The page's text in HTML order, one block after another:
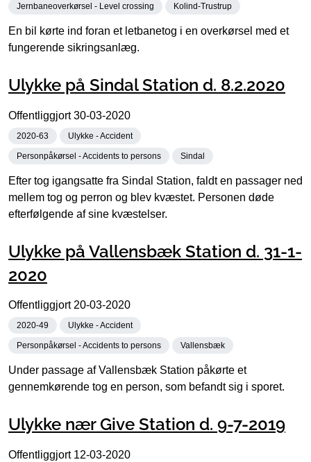
Jernbaneoverkørsel - Level crossing Kolind-Trustrup
En bil kørte ind foran et letbanetog i en overkørsel med et
fungerende sikringsanlæg.
Ulykke på Sindal Station d. 8.2.2020
Offentliggjort30-03-2020
2020-63 Ulykke - Accident
Personpåkørsel - Accidents to persons Sindal
Efter tog igangsatte fra Sindal Station, faldt en passager ned
mellem tog og perron og blev kvæstet. Personen døde
efterfølgende af sine kvæstelser.
Ulykke på Vallensbæk Station d. 31-1-
2020
Offentliggjort 20-03-2020
2020-49 Ulykke - Accident
Personpåkørsel - Accidents to persons Vallensbæk
Under passage af Vallensbæk Station påkørte et
gennemkørende tog en person, som befandt sig i sporet.
Ulykke nær Give Station d. 9-7-2019
Offentliggjort 12-03-2020